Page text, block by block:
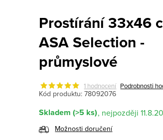
Prostírání 33x46
ASA Selection -
průmyslové
1 hodnocení Podrobnosti
Kód produktu: 78092076
Skladem (>5 ks)
Možnosti doručení